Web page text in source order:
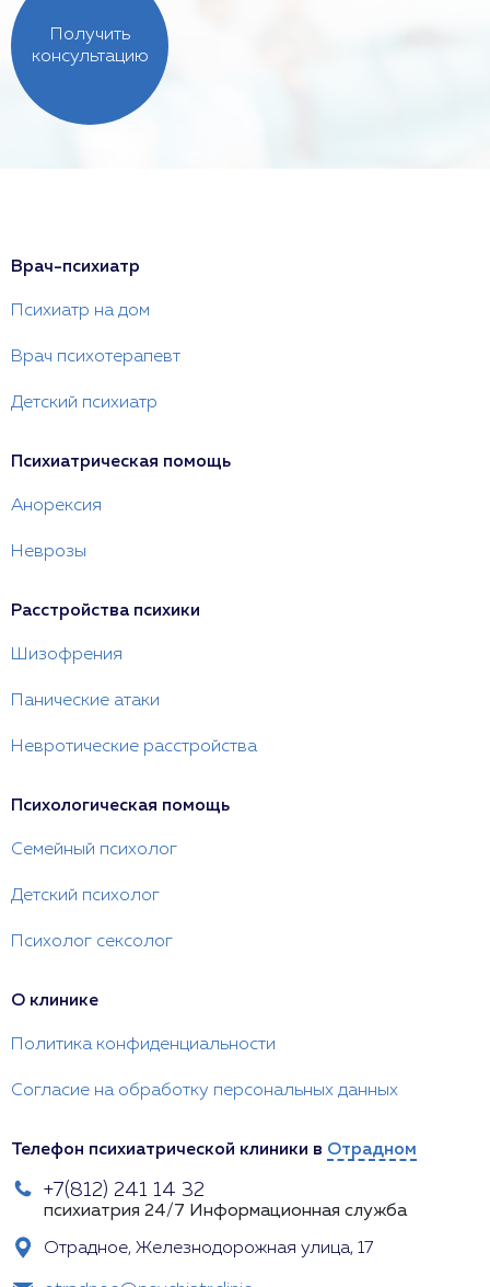
Получить
консультацию
Врач-психиатр
Психиатр на дом
Врач психотерапевт
Детский психиатр
Психиатрическая помощь
Анорексия
Неврозы
Расстройства психики
Шизофрения
Панические атаки
Невротические расстройства
Психологическая помощь
Семейный психолог
Детский психолог
Психолог сексолог
О клинике
Политика конфиденциальности
Согласие на обработку персональных данных
Телефон психиатрической клиники в Отрадном
+7(812) 241 14 32
психиатрия 24/7 Информационная служба
Отрадное, Железнодорожная улица, 17